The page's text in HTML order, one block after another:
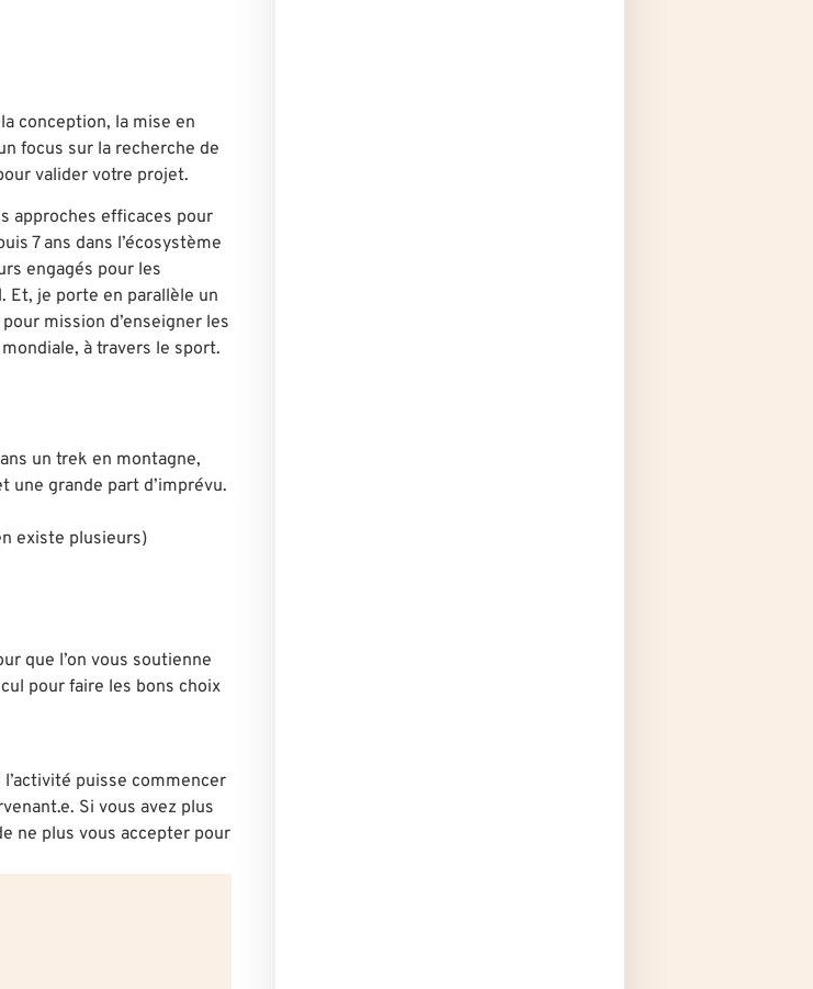
conception, la mise en
focus sur la recherche de
valider votre projet.
approches efficaces pour
7 ans dans l’écosystème
engagés pour les
Et, je porte en parallèle un
mission d’enseigner les
à travers le sport.
un trek en montagne,
une grande part d’imprévu.
existe plusieurs)
que l’on vous soutienne
pour faire les bons choix
puisse commencer
Si vous avez plus
ne plus vous accepter pour